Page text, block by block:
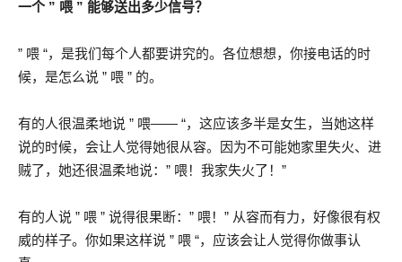
一个 ” 喂 ” 能够送出多少信号？
” 喂 “，是我们每个人都要讲究的。各位想想，你接电话的时
候，是怎么说 ” 喂 ” 的。
有的人很温柔地说 ” 喂—— “，这应该多半是女生，当她这样
说的时候，会让人觉得她很从容。因为不可能她家里失火、进
贼了，她还很温柔地说：” 喂！我家失火了！”
有的人说 ” 喂 ” 说得很果断：” 喂！” 从容而有力，好像很有权
威的样子。你如果这样说 ” 喂 “，应该会让人觉得你做事认